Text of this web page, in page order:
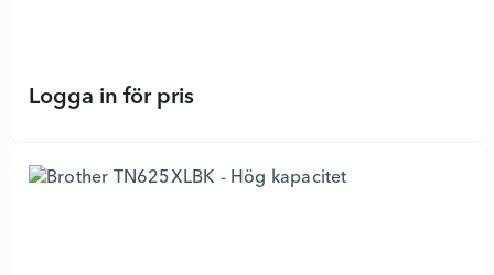
Logga in för prisTN627BK - Ultra Jumbo - 8923758